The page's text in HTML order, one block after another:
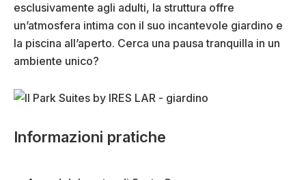
esclusivamente agli adulti, la struttura offre
un’atmosfera intima con il suo incantevole giardino e
la piscina all’aperto. Cerca una pausa tranquilla in un
ambiente unico?
Informazioni pratiche